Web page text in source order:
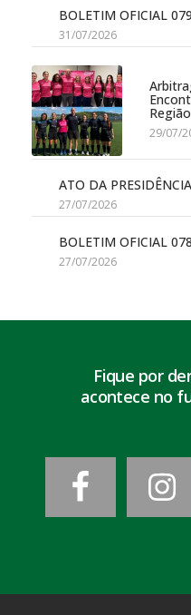
BOLETIM OFICIAL
31/07/2026
29/07/
ATO DA
27/07/2026
BOLETIM OFICIAL
27/07/2026
Fique por
acontece no